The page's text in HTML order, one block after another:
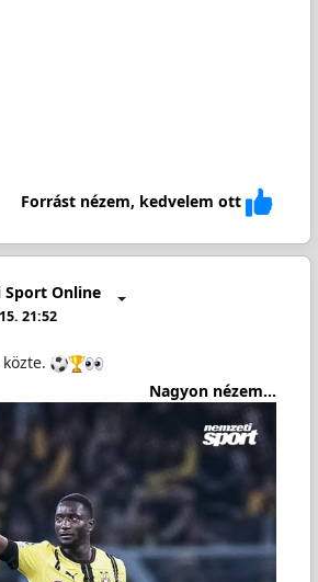
Forrást nézem, kedvelem ott
Sport Online
21:52
Nagyon nézem...